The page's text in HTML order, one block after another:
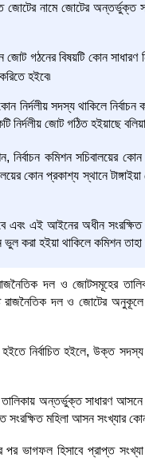
জোটের নামে জোটের
গঠনের বিষয়টি কোন সাধারণ
হইবে৷
সদস্য থাকিলে নির্বাচন
জোট গঠিত হইয়াছে
নির্বাচন কমিশন সচিবালয়ের
কোন প্রকাশ্য স্থানে
এই আইনের অধীন সংরক্ষিত
করা হইয়া থাকিলে কমিশন তাহা
দল ও জোটসমূহের
রাজনৈতিক দল ও জোটের
নির্বাচিত হইলে, উক্ত
অন্তর্ভুক্ত সাধারণ আসনে
মহিলা আসন সংখ্যার কোন
ভাগফল হিসাবে প্রাপ্ত